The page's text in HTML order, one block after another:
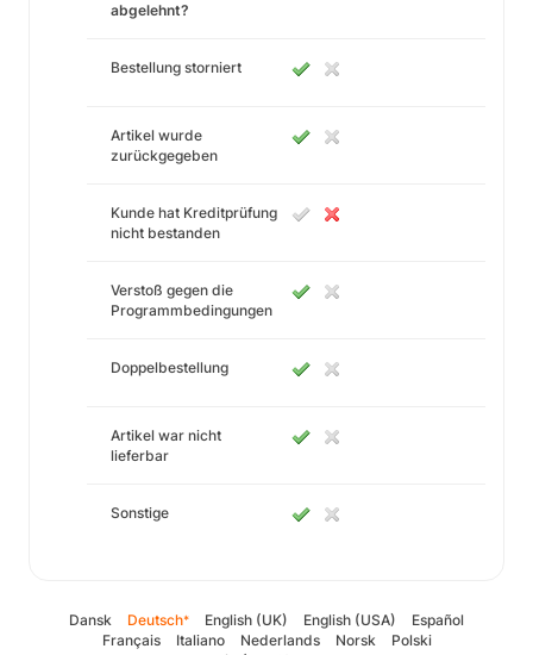
abgelehnt?
Bestellung storniert
Artikel wurde
zurückgegeben
Kunde hat Kreditprüfung
nicht bestanden
Verstoß gegen die
Programmbedingungen
Doppelbestellung
Artikel war nicht
lieferbar
Sonstige
Dansk Deutsch* English (UK) English (USA)
Español
Français
Italiano Nederlands Norsk
Polski